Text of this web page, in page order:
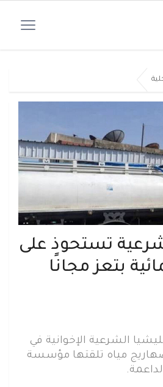
تستحوذ على
بتعز مجانًا
الشرعية الإخوانية في
مياه تلقتها مؤسسة